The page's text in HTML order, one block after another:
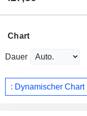
Chart
Dauer
: Dynamischer Chart